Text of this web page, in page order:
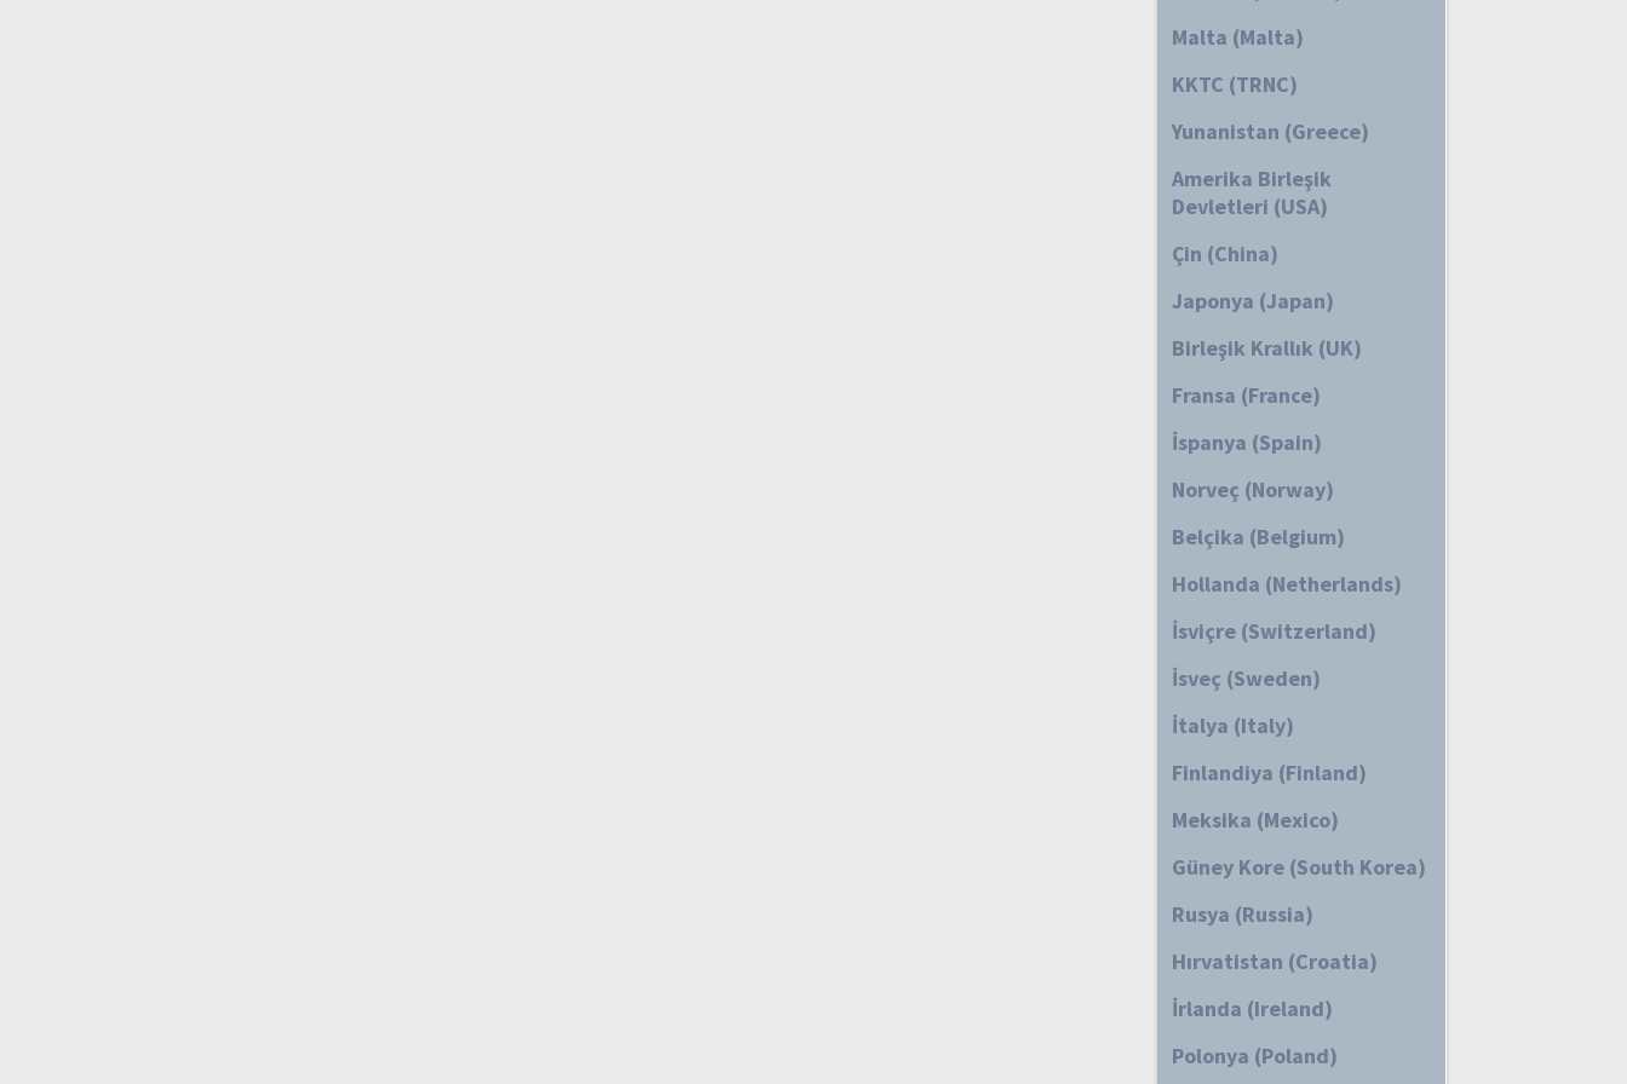
Malta (Malta)
KKTC (TRNC)
Yunanistan (Greece)
Amerika Birleşik
Devletleri (USA)
Çin (China)
Japonya (Japan)
Birleşik Krallık (UK)
Fransa (France)
İspanya (Spain)
Norveç (Norway)
Belçika (Belgium)
Hollanda (Netherlands)
İsviçre (Switzerland)
İsveç (Sweden)
İtalya (Italy)
Finlandiya (Finland)
Meksika (Mexico)
Güney Kore (South Korea)
Rusya (Russia)
Hırvatistan (Croatia)
İrlanda (Ireland)
Polonya (Poland)